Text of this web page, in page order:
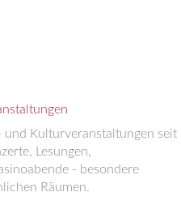
Kulturveranstaltungen seit
Lesungen,
- besondere
Räumen.